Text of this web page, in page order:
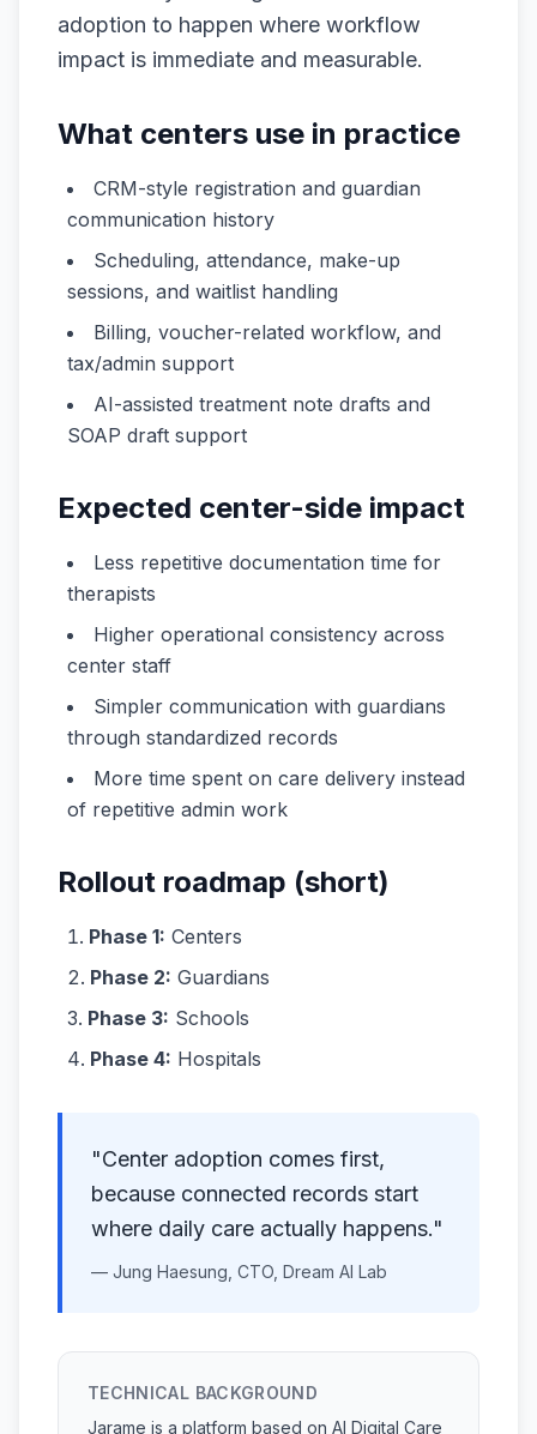
adoption to happen where workflow
impact is immediate and measurable.
What centers use in practice
CRM-style registration and guardian
communication history
Scheduling, attendance, make-up
sessions, and waitlist handling
Billing, voucher-related workflow, and
tax/admin support
AI-assisted treatment note drafts and
SOAP draft support
Expected center-side impact
Less repetitive documentation time for
therapists
Higher operational consistency across
center staff
Simpler communication with guardians
through standardized records
More time spent on care delivery instead
of repetitive admin work
Rollout roadmap (short)
Phase 1: Centers
Phase 2: Guardians
Phase 3: Schools
Phase 4: Hospitals
"Center adoption comes first,
because connected records start
where daily care actually happens."
— Jung Haesung, CTO, Dream AI Lab
TECHNICAL BACKGROUND
Jarame is a platform based on AI Digital Care